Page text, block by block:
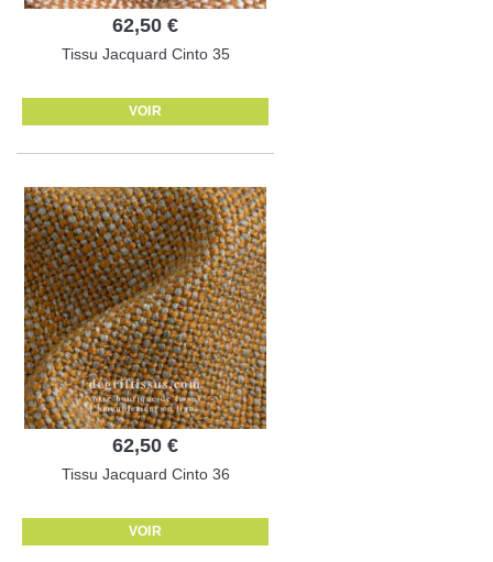
62,50 €
Tissu Jacquard Cinto 35
VOIR
62,50 €
Tissu Jacquard Cinto 36
VOIR